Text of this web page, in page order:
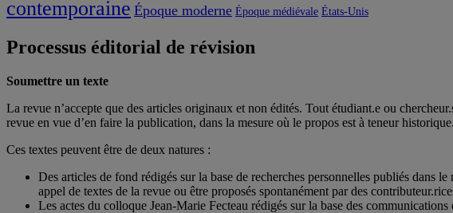
contemporaine Époque moderne Époque médiévale États-Unis
Processus éditorial de révision
Soumettre un texte
La revue n’accepte que des articles originaux et non édités. Tout étudiant.e ou
revue en vue d’en faire la publication, dans la mesure où le propos est à teneur historique.
Ces textes peuvent être de deux natures :
Des articles de fond rédigés sur la base de recherches personnelles publiés dans le
appel de textes de la revue ou être proposés spontanément par des
Les actes du colloque Jean-Marie Fecteau rédigés sur la base des